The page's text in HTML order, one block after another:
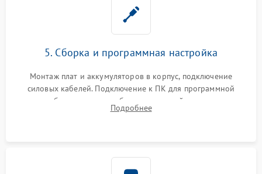
5. Сборка и программная настройка
Монтаж плат и аккумуляторов в корпус, подключение
силовых кабелей. Подключение к ПК для программной
калибровки констант батареи, настройки порогов
срабатывания AVR и сброса счетчиков старения АКБ.
Подробнее